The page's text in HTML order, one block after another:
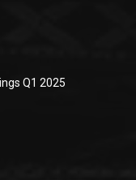
Q1 2025